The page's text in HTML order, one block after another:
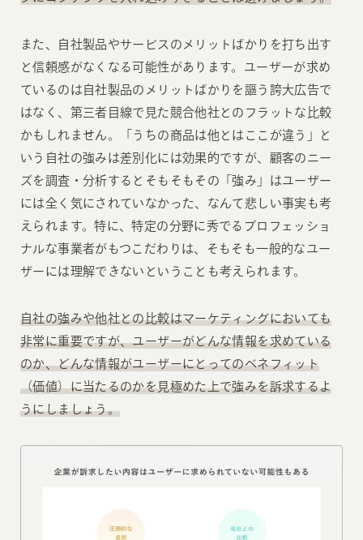
また、自社製品やサービスのメリットばかりを打ち出す
と信頼感がなくなる可能性があります。ユーザーが求め
ているのは自社製品のメリットばかりを謳う誇大広告で
はなく、第三者目線で見た競合他社とのフラットな比較
かもしれません。「うちの商品は他とはここが違う」と
いう自社の強みは差別化には効果的ですが、顧客のニー
ズを調査・分析するとそもそもその「強み」はユーザー
には全く気にされていなかった、なんて悲しい事実も考
えられます。特に、特定の分野に秀でるプロフェッショ
ナルな事業者がもつこだわりは、そもそも一般的なユー
ザーには理解できないということも考えられます。
自社の強みや他社との比較はマーケティングにおいても
非常に重要ですが、ユーザーがどんな情報を求めている
のか、どんな情報がユーザーにとってのベネフィット
（価値）に当たるのかを見極めた上で強みを訴求するよ
うにしましょう。